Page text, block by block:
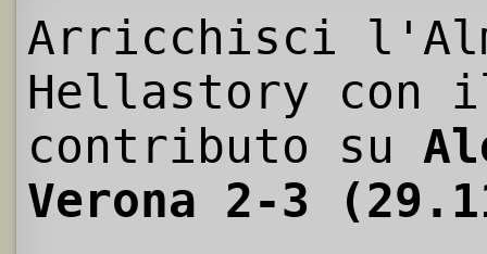
Arricchisci
Hellastory con
contributo su
Verona 2-3